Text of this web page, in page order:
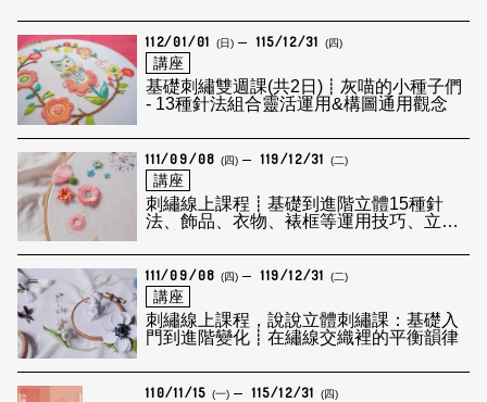
112/01/01 (日) 115/12/31 (四)
講座
基礎刺繡雙週課(共2日)┋灰喵的小種子們
- 13種針法組合靈活運用&構圖通用觀念
111/09/08 (四) 119/12/31 (二)
講座
刺繡線上課程┋​基礎到進階立體15種針
法、飾品、衣物、裱框等運用技巧、立體
111/09/08 (四) 119/12/31 (二)
講座
刺繡線上課程，說說立體刺繡課：基礎入
門到進階變化┋在繡線交織裡的平衡韻律
110/11/15 (一) 115/12/31 (四)